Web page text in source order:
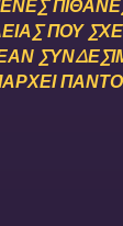
ΠΟΥ